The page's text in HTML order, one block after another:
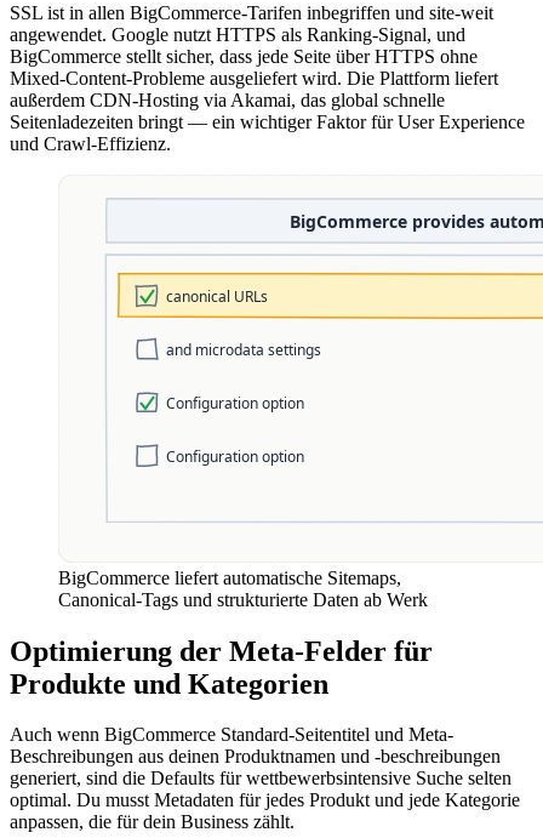
SSL ist in allen BigCommerce-Tarifen inbegriffen und site-weit
angewendet. Google nutzt HTTPS als Ranking-Signal, und
BigCommerce stellt sicher, dass jede Seite über HTTPS ohne
Mixed-Content-Probleme ausgeliefert wird. Die Plattform liefert
außerdem CDN-Hosting via Akamai, das global schnelle
Seitenladezeiten bringt — ein wichtiger Faktor für User Experience
und Crawl-Effizienz.
BigCommerce liefert automatische Sitemaps,
Canonical-Tags und strukturierte Daten ab Werk
Optimierung der Meta-Felder für
Produkte und Kategorien
Auch wenn BigCommerce Standard-Seitentitel und Meta-
Beschreibungen aus deinen Produktnamen und -beschreibungen
generiert, sind die Defaults für wettbewerbsintensive Suche selten
optimal. Du musst Metadaten für jedes Produkt und jede Kategorie
anpassen, die für dein Business zählt.